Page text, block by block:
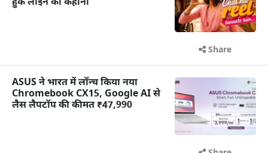
Share
ASUS ने भारत में लॉन्च किया नया
Chromebook CX15, Google AI से
लैस लैपटॉप की कीमत ₹47,990